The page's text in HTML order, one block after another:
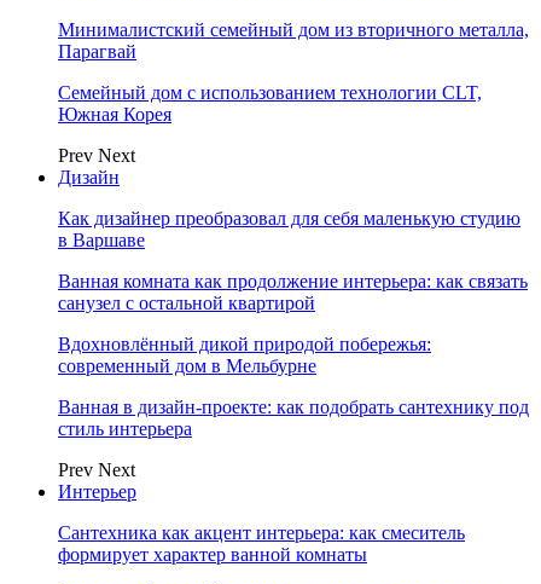
Минималистский семейный дом из вторичного металла,
Парагвай
Семейный дом с использованием технологии CLT,
Южная Корея
Prev Next
Дизайн
Как дизайнер преобразовал для себя маленькую студию
в Варшаве
Ванная комната как продолжение интерьера: как связать
санузел с остальной квартирой
Вдохновлённый дикой природой побережья:
современный дом в Мельбурне
Ванная в дизайн-проекте: как подобрать сантехнику под
стиль интерьера
Prev Next
Интерьер
Сантехника как акцент интерьера: как смеситель
формирует характер ванной комнаты